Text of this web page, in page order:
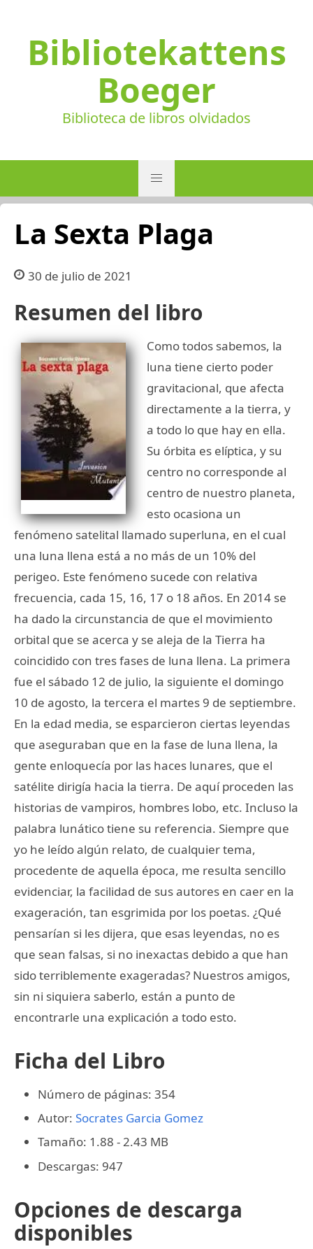
Bibliotekattens
Boeger
Biblioteca de libros olvidados
La Sexta Plaga
30 de julio de 2021
Resumen del libro
Como todos sabemos, la
luna tiene cierto poder
gravitacional, que afecta
directamente a la tierra, y
a todo lo que hay en ella.
Su órbita es elíptica, y su
centro no corresponde al
centro de nuestro planeta,
esto ocasiona un
fenómeno satelital llamado superluna, en el cual
una luna llena está a no más de un 10% del
perigeo. Este fenómeno sucede con relativa
frecuencia, cada 15, 16, 17 o 18 años. En 2014 se
ha dado la circunstancia de que el movimiento
orbital que se acerca y se aleja de la Tierra ha
coincidido con tres fases de luna llena. La primera
fue el sábado 12 de julio, la siguiente el domingo
10 de agosto, la tercera el martes 9 de septiembre.
En la edad media, se esparcieron ciertas leyendas
que aseguraban que en la fase de luna llena, la
gente enloquecía por las haces lunares, que el
satélite dirigía hacia la tierra. De aquí proceden las
historias de vampiros, hombres lobo, etc. Incluso la
palabra lunático tiene su referencia. Siempre que
yo he leído algún relato, de cualquier tema,
procedente de aquella época, me resulta sencillo
evidenciar, la facilidad de sus autores en caer en la
exageración, tan esgrimida por los poetas. ¿Qué
pensarían si les dijera, que esas leyendas, no es
que sean falsas, si no inexactas debido a que han
sido terriblemente exageradas? Nuestros amigos,
sin ni siquiera saberlo, están a punto de
encontrarle una explicación a todo esto.
Ficha del Libro
Número de páginas: 354
Autor: Socrates Garcia Gomez
Tamaño: 1.88 - 2.43 MB
Descargas: 947
Opciones de descarga
disponibles